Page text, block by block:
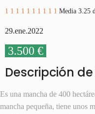
1 1 1 1 1 1 1 1 1 1 Media 3.25
29.ene.2022
3.500 €
Descripción
Es una mancha de 400
mancha pequeña, tiene unos